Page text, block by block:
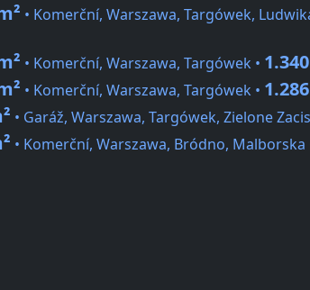
• Komerční, Warszawa, Targówek,
• Komerční, Warszawa, Targówek •
• Komerční, Warszawa, Targówek •
• Garáž, Warszawa, Targówek, Zielone
• Komerční, Warszawa, Bródno, Malborska